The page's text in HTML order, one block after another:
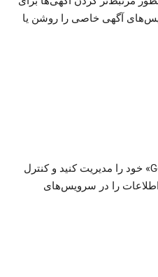
آگهی خاصی را روشن یا
اطلاعات شخصی «حساب Google» خود را مدیریت کنید و کنترل
اطلاعات را در سرویس‌های